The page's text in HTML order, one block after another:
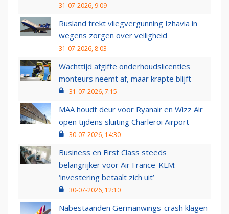
31-07-2026, 9:09
Rusland trekt vliegvergunning Izhavia in
wegens zorgen over veiligheid
31-07-2026, 8:03
Wachttijd afgifte onderhoudslicenties
monteurs neemt af, maar krapte blijft
31-07-2026, 7:15
MAA houdt deur voor Ryanair en Wizz Air
open tijdens sluiting Charleroi Airport
30-07-2026, 14:30
Business en First Class steeds
belangrijker voor Air France-KLM:
‘investering betaalt zich uit’
30-07-2026, 12:10
Nabestaanden Germanwings-crash klagen